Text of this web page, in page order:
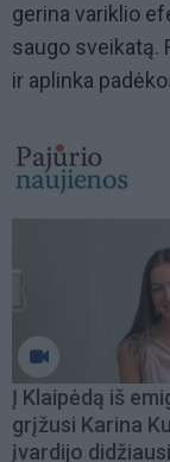
gerina variklio
saugo sveikatą.
ir aplinka
Į Klaipėdą iš
grįžusi Karina
įvardijo